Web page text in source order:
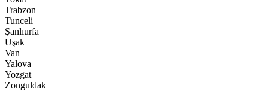
Trabzon
Tunceli
Şanlıurfa
Uşak
Van
Yalova
Yozgat
Zonguldak